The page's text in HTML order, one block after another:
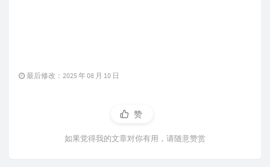
最后修改：2025 年 08 月 10 日
赞
如果觉得我的文章对你有用，请随意赞赏